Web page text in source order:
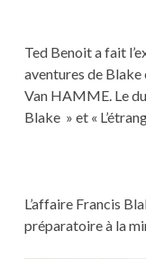
Ted Benoit a fait
aventures de Blake
Van HAMME. Le
Blake » et «
L’affaire Francis
préparatoire à la